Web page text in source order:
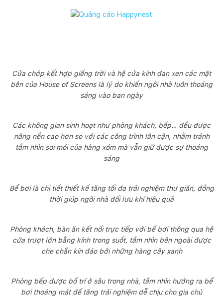
Cửa chớp kết hợp giếng trời và hệ cửa kính đan xen các mặt
bên của House of Screens là lý do khiến ngôi nhà luôn thoáng
sáng vào ban ngày
Các không gian sinh hoạt như phòng khách, bếp… đều được
nâng nền cao hơn so với các công trình lân cận, nhằm tránh
tầm nhìn soi mói của hàng xóm mà vẫn giữ được sự thoáng
sáng
Bể bơi là chi tiết thiết kế tăng tối đa trải nghiệm thư giãn, đồng
thời giúp ngôi nhà đối lưu khí hiệu quả
Phòng khách, bàn ăn kết nối trực tiếp với bể bơi thông qua hệ
cửa trượt lớn bằng kính trong suốt, tầm nhìn bên ngoài được
che chắn kín đáo bởi những hàng cây xanh
Phòng bếp được bố trí ở sâu trong nhà, tầm nhìn hướng ra bể
bơi thoáng mát để tăng trải nghiệm dễ chịu cho gia chủ